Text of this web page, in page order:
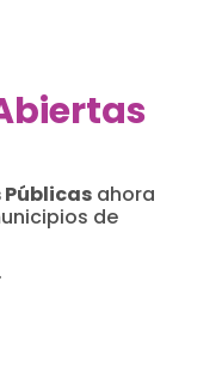
ahora
de